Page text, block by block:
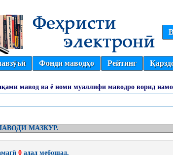
Фонди маводҳо Рейтинг
мавод ва ё номи муаллифи маводро ворид
МАЗКУР.
0адад мебошад.